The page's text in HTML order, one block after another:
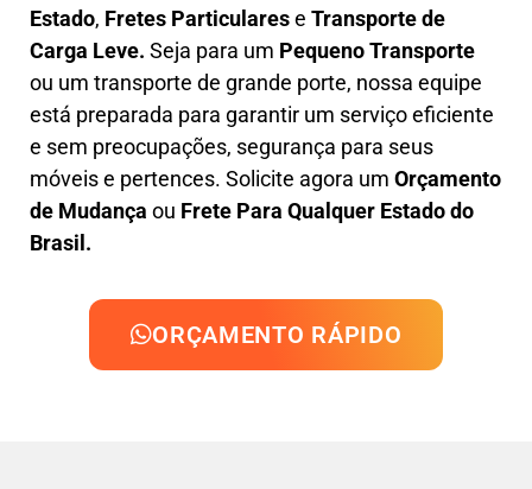
Estado, Fretes Particularese Transportede
Carga Leve. Seja para um Pequeno Transporte
ou um transporte de grande porte, nossa equipe
está preparada para garantir um serviço eficiente
e sem preocupações, segurança para seus
móveis e pertences. Solicite agora um Orçamento
de Mudança ou Frete Para Qualquer Estado do
Brasil.
ORÇAMENTO RÁPIDO